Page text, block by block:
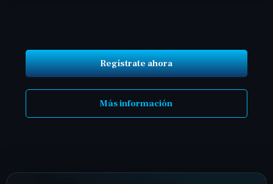
Regístrate ahora
Más información